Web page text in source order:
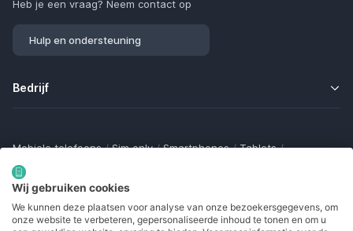
Heb je een vraag? Neem contact op
Hulp en ondersteuning
Bedrijf
Mobiele telefoons / Sim only / Smartphones / Tablets /
Smartwatches
Bluetooth trackers / Opladers
Samsung Galaxy
Gamingtelefoons / Foldables / Robuuste telefoons /
Wij gebruiken cookies
We kunnen deze plaatsen voor analyse van onze bezoekersgegevens, om
onze website te verbeteren, gepersonaliseerde inhoud te tonen en om u